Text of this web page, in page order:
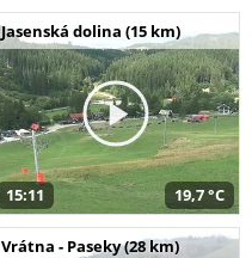
Jasenská dolina (15 km)
15:11 19,7 °C
Vrátna - Paseky (28 km)